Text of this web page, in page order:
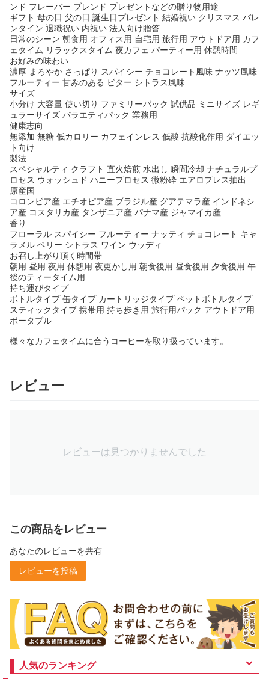
ンド フレーバー ブレンド プレゼントなどの贈り物用途
ギフト 母の日 父の日 誕生日プレゼント 結婚祝い クリスマス バレ
ンタイン 退職祝い 内祝い 法人向け贈答
日常のシーン 朝食用 オフィス用 自宅用 旅行用 アウトドア用 カフ
ェタイム リラックスタイム 夜カフェ パーティー用 休憩時間
お好みの味わい
濃厚 まろやか さっぱり スパイシー チョコレート風味 ナッツ風味
フルーティー 甘みのある ビター シトラス風味
サイズ
小分け 大容量 使い切り ファミリーパック 試供品 ミニサイズ レギ
ュラーサイズ バラエティパック 業務用
健康志向
無添加 無糖 低カロリー カフェインレス 低酸 抗酸化作用 ダイエッ
ト向け
製法
スペシャルティ クラフト 直火焙煎 水出し 瞬間冷却 ナチュラルプ
ロセス ウォッシュド ハニープロセス 微粉砕 エアロプレス抽出
原産国
コロンビア産 エチオピア産 ブラジル産 グアテマラ産 インドネシ
ア産 コスタリカ産 タンザニア産 パナマ産 ジャマイカ産
香り
フローラル スパイシー フルーティー ナッティ チョコレート キャ
ラメル ベリー シトラス ワイン ウッディ
お召し上がり頂く時間帯
朝用 昼用 夜用 休憩用 夜更かし用 朝食後用 昼食後用 夕食後用 午
後のティータイム用
持ち運びタイプ
ボトルタイプ 缶タイプ カートリッジタイプ ペットボトルタイプ
スティックタイプ 携帯用 持ち歩き用 旅行用パック アウトドア用
ポータブル
様々なカフェタイムに合うコーヒーを取り扱っています。
レビュー
レビューは見つかりませんでした
この商品をレビュー
あなたのレビューを共有
レビューを投稿
人気のランキング